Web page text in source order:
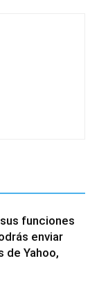
funciones
enviar
de Yahoo,